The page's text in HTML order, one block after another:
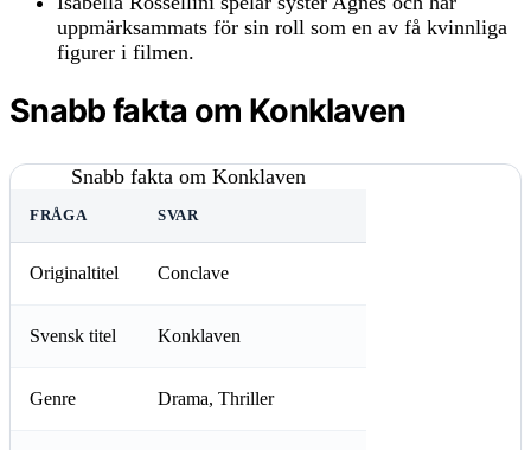
uppmärksammats för sin roll som en av få kvinnliga
figurer i filmen.
Snabb fakta om Konklaven
Snabb fakta om Konklaven
FRÅGA SVAR
Originaltitel Conclave
Svensk titel Konklaven
Genre Drama, Thriller